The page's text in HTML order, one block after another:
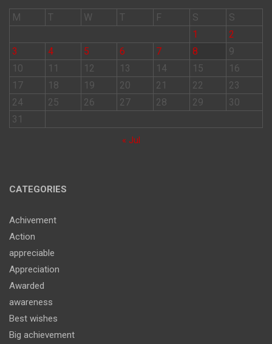
M
T W T F S
S
1
2
3
4 5 6 7 8
9
10
11 12 13 14 15
16
17
18 19 20 21 22
23
24
25 26 27 28 29
30
31
« Jul
CATEGORIES
Achivement
Action
appreciable
Appreciation
Awarded
awareness
Best wishes
Big achievement